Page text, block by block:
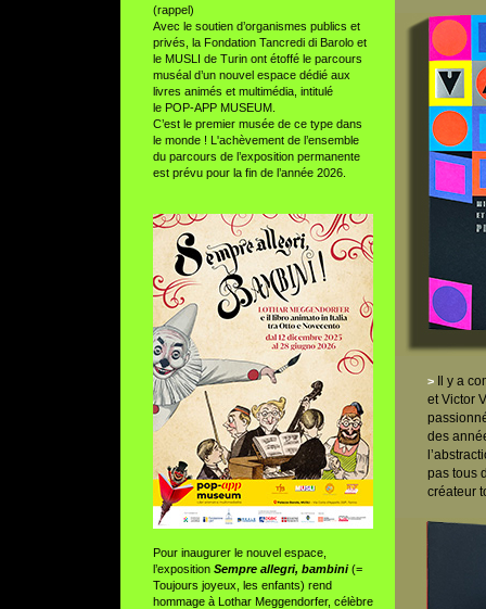
(rappel)
Avec le soutien d’organismes publics et
privés, la Fondation Tancredi di Barolo et
le MUSLI de Turin ont étoffé le parcours
muséal d’un nouvel espace dédié aux
livres animés et multimédia, intitulé
le POP-APP MUSEUM.
C’est le premier musée de ce type dans
le monde ! L'achèvement de l’ensemble
du parcours de l’exposition permanente
est prévu pour la fin de l’année 2026.
Pour inaugurer le nouvel espace,
l’exposition Sempre allegri, bambini(=
Toujours joyeux, les enfants) rend
hommage à Lothar Meggendorfer, célèbre
>
Il y a
et Victor
des
pas tous
créateur